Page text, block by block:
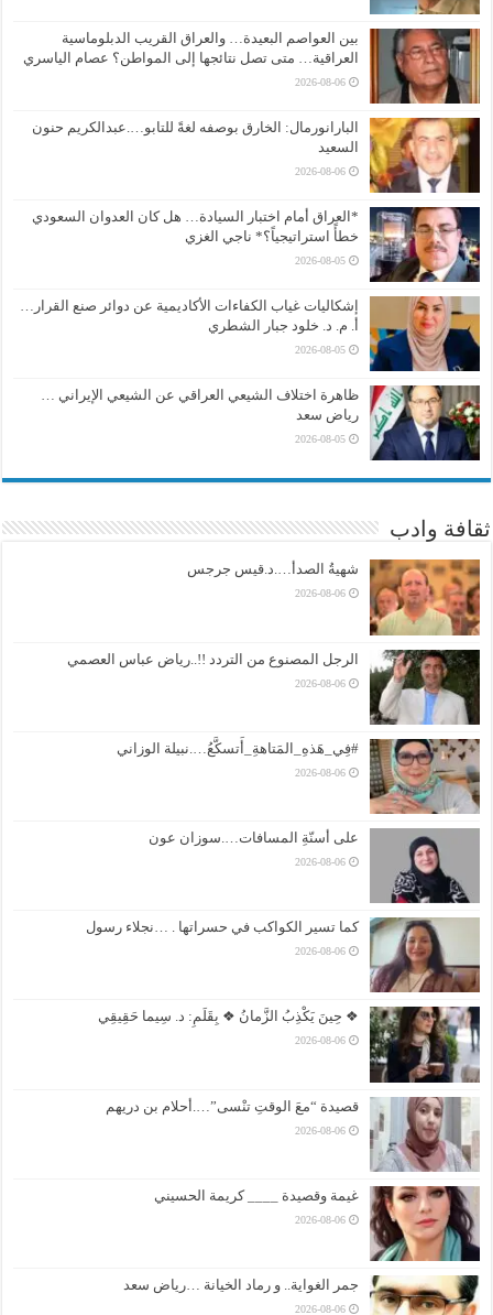
بين العواصم البعيدة… والعراق القريب الدبلوماسية
العراقية… متى تصل نتائجها إلى المواطن؟ عصام الياسري
2026-08-06
البارانورمال: الخارق بوصفه لغةً للتابو….عبدالكريم حنون
السعيد
2026-08-06
*العراق أمام اختبار السيادة… هل كان العدوان السعودي
خطأً استراتيجياً؟* ناجي الغزي
2026-08-05
إشكاليات غياب الكفاءات الأكاديمية عن دوائر صنع القرار…
أ. م. د. خلود جبار الشطري
2026-08-05
ظاهرة اختلاف الشيعي العراقي عن الشيعي الإيراني …
رياض سعد
2026-08-05
ثقافة وادب
شهيةُ الصدأ….د.قيس جرجس
2026-08-06
الرجل المصنوع من التردد !!..رياض عباس العصمي
2026-08-06
#فِي_هَذهِ_المَتاهةِ_أَتسكَّعُ….نبيلة الوزاني
2026-08-06
على أسنّةِ المسافات….سوزان عون
2026-08-06
كما تسير الكواكب في حسراتها . …نجلاء رسول
2026-08-06
❖ حِينَ يَكْذِبُ الزَّمانُ ❖ بِقَلَمِ: د. سِيما حَقِيقِي
2026-08-06
قصيدة “معَ الوقتِ تنْسى”….أحلام بن دريهم
2026-08-06
غيمة وقصيدة ____ كريمة الحسيني
2026-08-06
جمر الغواية.. و رماد الخيانة …رياض سعد
2026-08-06